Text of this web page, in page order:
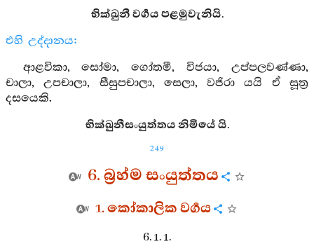
භික්ඛුනී වර්‍ගය පළමුවැනියි.
එහි උද්දානය:
ආළවිකා, සෝමා, ගෝතමී, විජයා, උප්පලවණ්ණා,
චාලා, උපචාලා, සීසුපචාලා, සෙලා, වජිරා යයි ඒ සූත්‍ර
දසයෙකි.
භික්ඛුනීසංයුත්තය නිමියේ යි.
249
6. බ්‍රහ්ම සංයුත්තය
1. කෝකාලික වර්‍ගය
6. 1. 1.